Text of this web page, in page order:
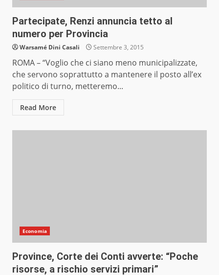
Partecipate, Renzi annuncia tetto al
numero per Provincia
Warsamé Dini Casali Settembre 3, 2015
ROMA – “Voglio che ci siano meno municipalizzate,
che servono soprattutto a mantenere il posto all’ex
politico di turno, metteremo...
Read More
Economia
Province, Corte dei Conti avverte: “Poche
risorse, a rischio servizi primari”